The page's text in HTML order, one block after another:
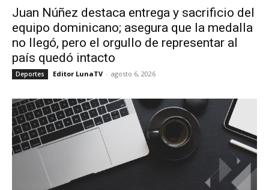
Juan Núñez destaca entrega y sacrificio del
equipo dominicano; asegura que la medalla
no llegó, pero el orgullo de representar al
país quedó intacto
Deportes Editor LunaTV - agosto 6, 2026